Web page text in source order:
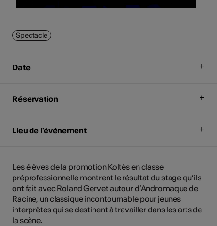
Spectacle
Date
Réservation
Lieu de l'événement
Les élèves de la promotion Koltès en classe
préprofessionnelle montrent le résultat du stage qu’ils
ont fait avec Roland Gervet autour d’Andromaque de
Racine, un classique incontournable pour jeunes
interprètes qui se destinent à travailler dans les arts de
la scène.